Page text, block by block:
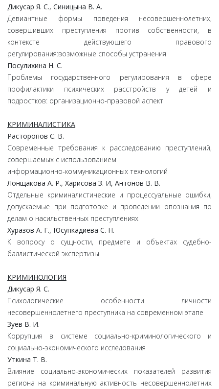
Дикусар Я. С., Синицына В. А.
Девиантные формы поведения несовершеннолетних,
совершивших преступления против собственности, в
контексте действующего правового
регулирования:возможные способы устранения
Посулихина Н. С.
Проблемы государственного регулирования в сфере
профилактики психических расстройств у детей и
подростков: организационно-правовой аспект
КРИМИНАЛИСТИКА
Расторопов С. В.
Современные требования к расследованию преступлений,
совершаемых с использованием
информационно-коммуникационных технологий
Лонщакова А. Р., Харисова З. И, Антонов В. В.
Отдельные криминалистические и процессуальные ошибки,
допускаемые при подготовке и проведении опознания по
делам о насильственных преступлениях
Хуразов А. Г., Юсупкадиева С. Н.
К вопросу о сущности, предмете и объектах судебно-
баллистической экспертизы
КРИМИНОЛОГИЯ
Дикусар Я. С.
Психологические особенности личности
несовершеннолетнего преступника на современном этапе
Зуев В. И.
Коррупция в системе социально-криминологического и
социально-экономического исследования
Уткина Т. В.
Влияние социально-экономических показателей развития
региона на криминальную активность несовершеннолетних